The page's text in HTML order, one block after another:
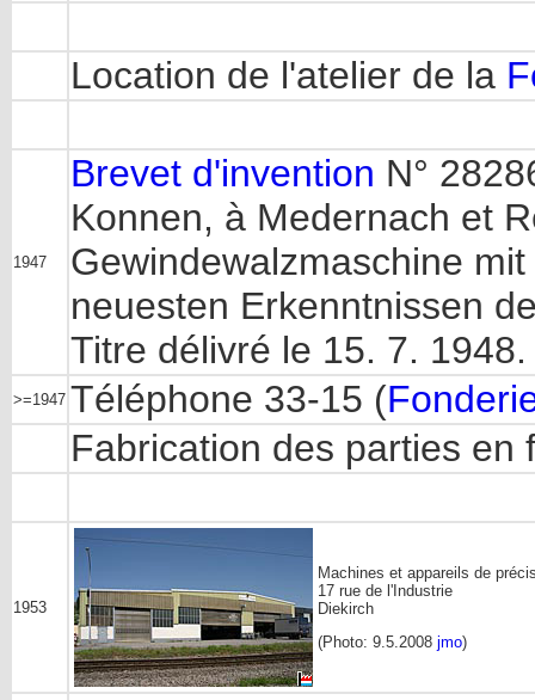
Location de l'atelier de la
1947
Brevet d'invention N°
Konnen, à Medernach et
Gewindewalzmaschine
neuesten Erkenntnissen
Titre délivré le 15. 7. 1948.
>=1947 Téléphone 33-15 (
Fabrication des parties
1953
Machines et appareils de
17 rue de l'Industrie
Diekirch
(Photo: 9.5.2008 jmo)